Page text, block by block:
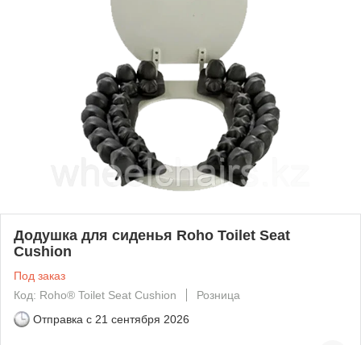
Додушка для сиденья Roho Toilet Seat
Cushion
Под заказ
Код: Roho® Toilet Seat Cushion
Розница
Отправка с 21 сентября 2026